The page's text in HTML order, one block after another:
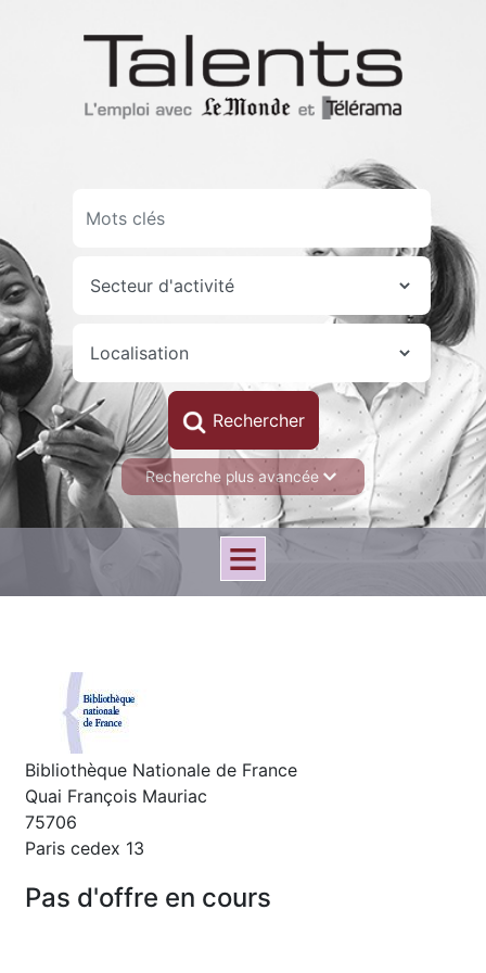
Recherche plus avancée
Bibliothèque Nationale de France
Quai François Mauriac
75706
Paris cedex 13
Pas d'offre en cours